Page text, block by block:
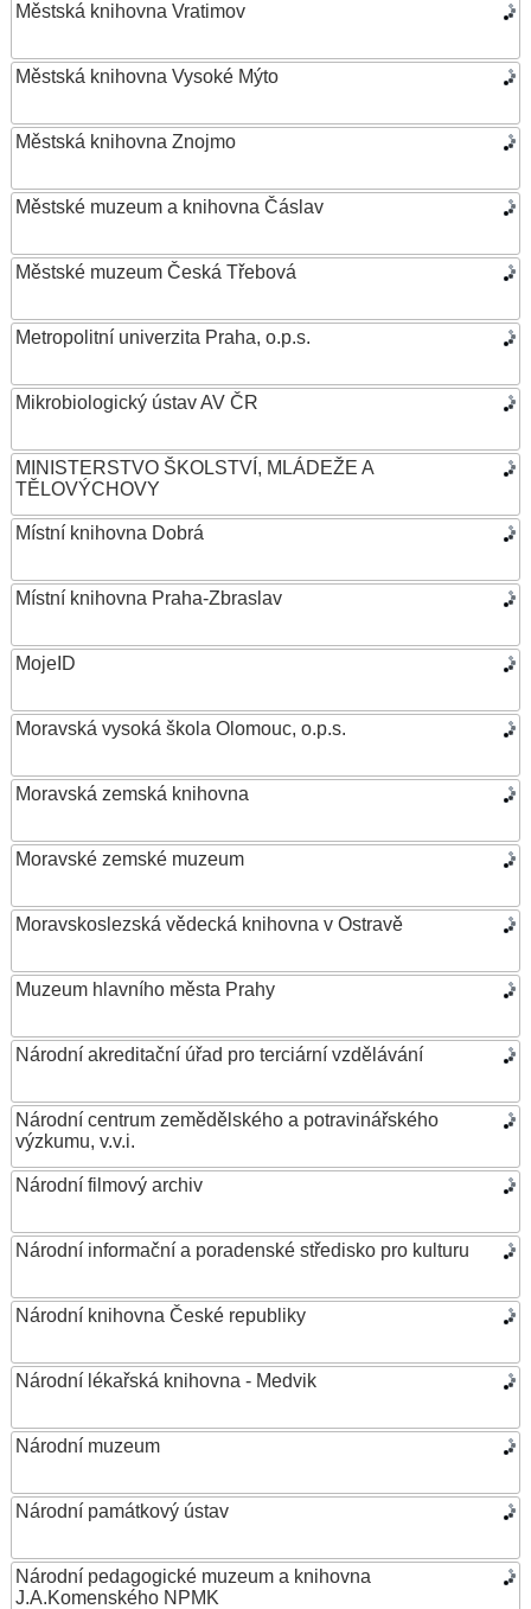
Městská knihovna Vratimov
Městská knihovna Vysoké Mýto
Městská knihovna Znojmo
Městské muzeum a knihovna Čáslav
Městské muzeum Česká Třebová
Metropolitní univerzita Praha, o.p.s.
Mikrobiologický ústav AV ČR
MINISTERSTVO ŠKOLSTVÍ, MLÁDEŽE A
TĚLOVÝCHOVY
Místní knihovna Dobrá
Místní knihovna Praha-Zbraslav
MojeID
Moravská vysoká škola Olomouc, o.p.s.
Moravská zemská knihovna
Moravské zemské muzeum
Moravskoslezská vědecká knihovna v Ostravě
Muzeum hlavního města Prahy
Národní akreditační úřad pro terciární vzdělávání
Národní centrum zemědělského a potravinářského
výzkumu, v.v.i.
Národní filmový archiv
Národní informační a poradenské středisko pro kulturu
Národní knihovna České republiky
Národní lékařská knihovna - Medvik
Národní muzeum
Národní památkový ústav
Národní pedagogické muzeum a knihovna
J.A.Komenského NPMK